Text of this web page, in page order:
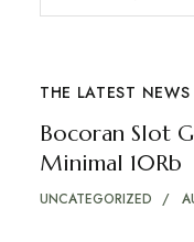
THE LATEST NEWS
Bocoran Slot
Minimal 10Rb
UNCATEGORIZED